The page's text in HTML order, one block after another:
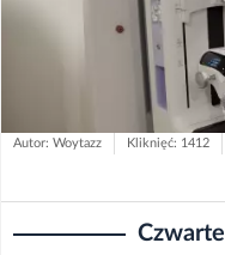
Autor: Woytazz Kliknięć: 1412